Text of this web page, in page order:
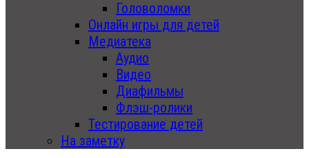
Головоломки
Онлайн игры для детей
Медиатека
Аудио
Видео
Диафильмы
Флэш-ролики
Тестирование детей
На заметку